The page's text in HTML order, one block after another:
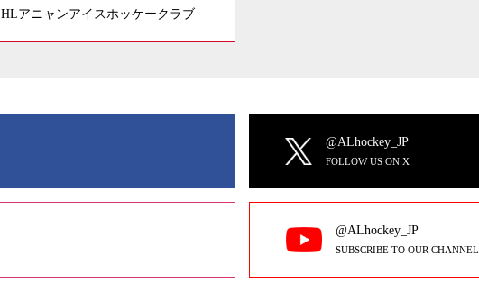
HLアニャンアイスホッケークラブ
@ALhockey_JP
FOLLOW US ON X
@ALhockey_JP
SUBSCRIBE TO OUR CHANNEL